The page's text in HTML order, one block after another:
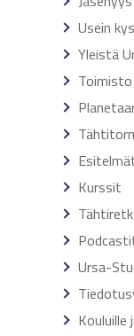
Usein
Yleistä
Kurssit
Ursa-
Kouluille